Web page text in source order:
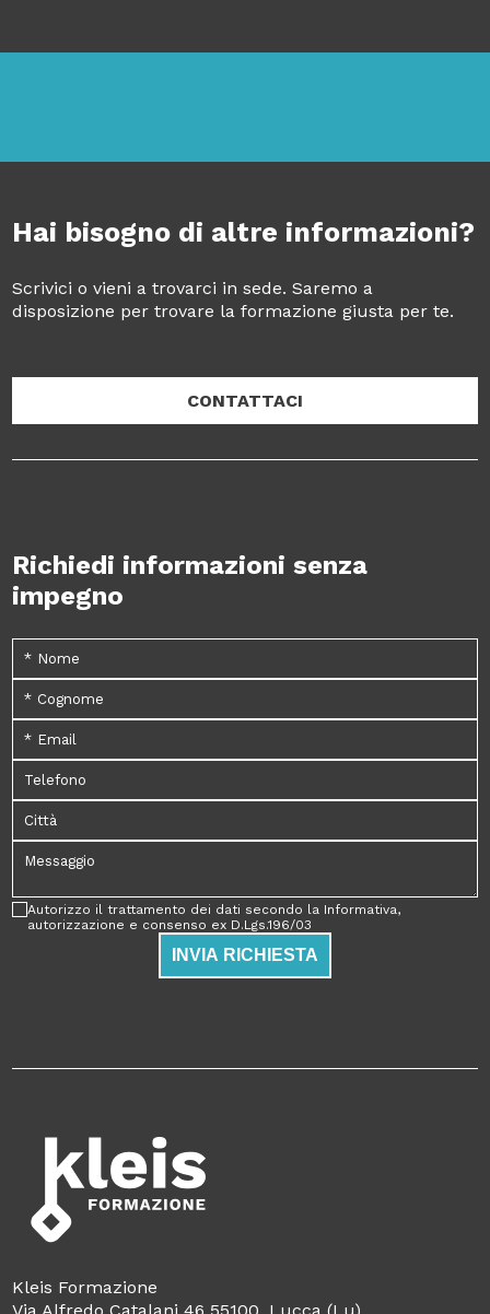
Hai bisogno di altre informazioni?
Scrivici o vieni a trovarci in sede. Saremo a
disposizione per trovare la formazione giusta per te.
CONTATTACI
Richiedi informazioni senza
impegno
Autorizzo il trattamento dei dati secondo la Informativa,
autorizzazione e consenso ex D.Lgs.196/03
INVIA RICHIESTA
Kleis Formazione
Via Alfredo Catalani 46 55100, Lucca (Lu)